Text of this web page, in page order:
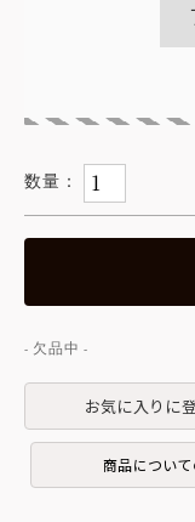
お気に入りに
商品につい